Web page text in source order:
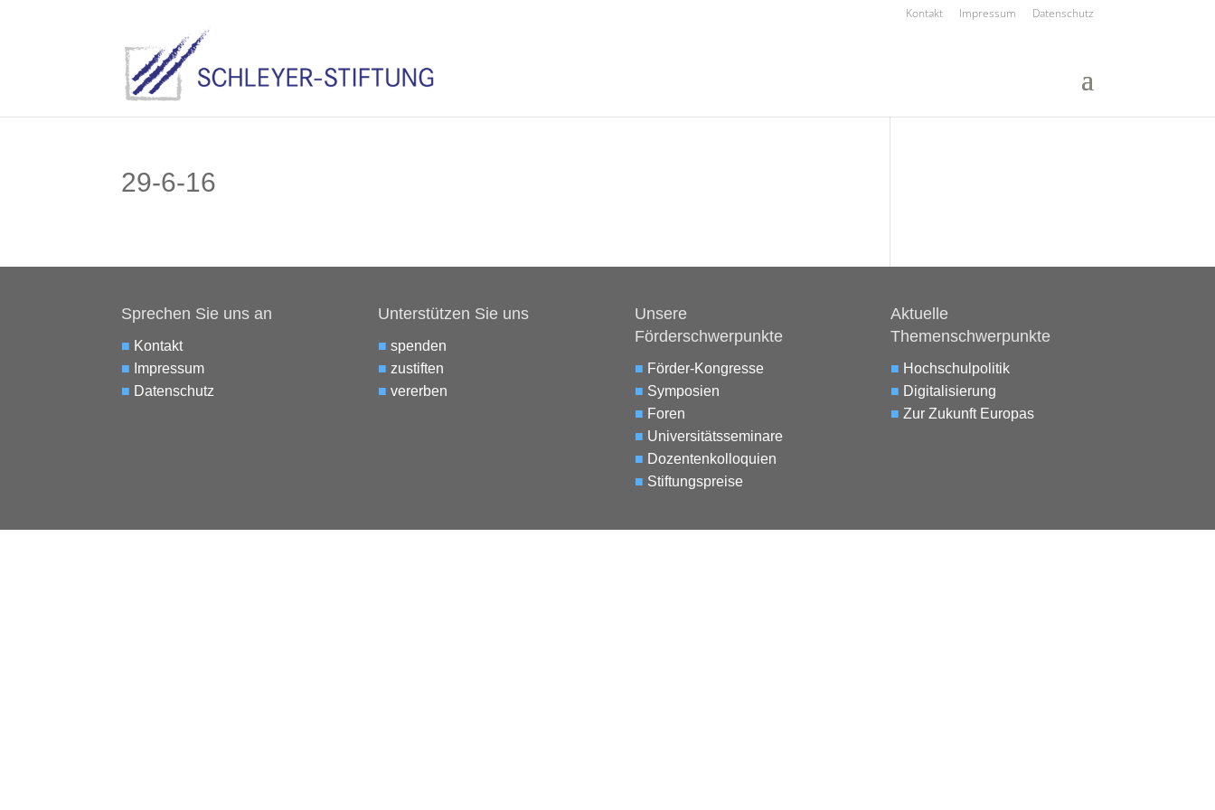
Kontakt Impressum Datenschutz
29-6-16
Sprechen Sie uns an
■ Kontakt
■ Impressum
■ Datenschutz
Unterstützen Sie uns
■ spenden
■ zustiften
■ vererben
Unsere
Förderschwerpunkte
■ Förder-Kongresse
■ Symposien
■ Foren
■ Universitätsseminare
■ Dozentenkolloquien
■ Stiftungspreise
Aktuelle
Themenschwerpunkte
■ Hochschulpolitik
■ Digitalisierung
■ Zur Zukunft Europas